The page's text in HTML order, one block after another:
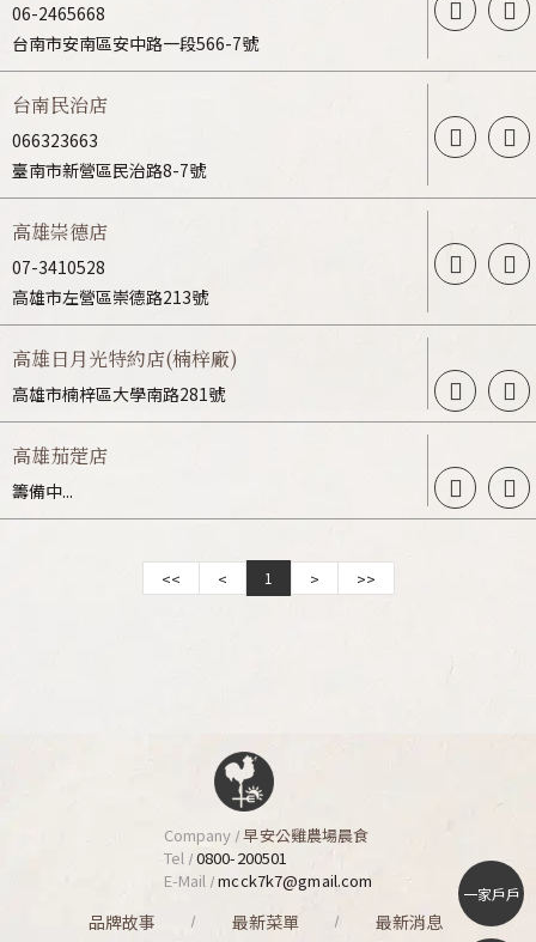
06-2465668
台南市安南區安中路一段566-7號
台南民治店
066323663
臺南市新營區民治路8-7號
高雄崇德店
07-3410528
高雄市左營區崇德路213號
高雄日月光特約店(楠梓廠)
高雄市楠梓區大學南路281號
高雄茄萣店
籌備中...
<< < 1 > >>
Company 早安公雞農場晨食
Tel 0800-200501
E-Mail mcck7k7@gmail.com
品牌故事 最新菜單 最新消息
一家戶戶